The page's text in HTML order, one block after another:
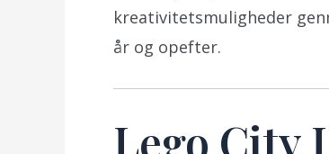
kreativitetsmuligheder
år og opefter.
Lego City